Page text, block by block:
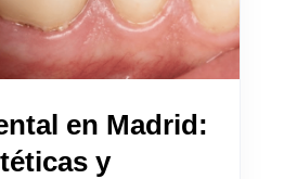
en Madrid:
y